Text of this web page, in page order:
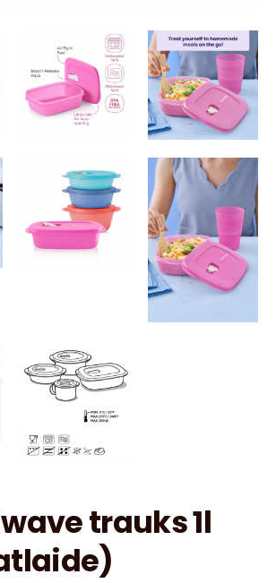
trauks 1l